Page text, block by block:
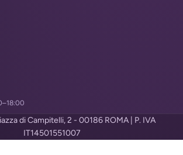
di Campitelli, 2 - 00186 ROMA | P. IVA
IT14501551007